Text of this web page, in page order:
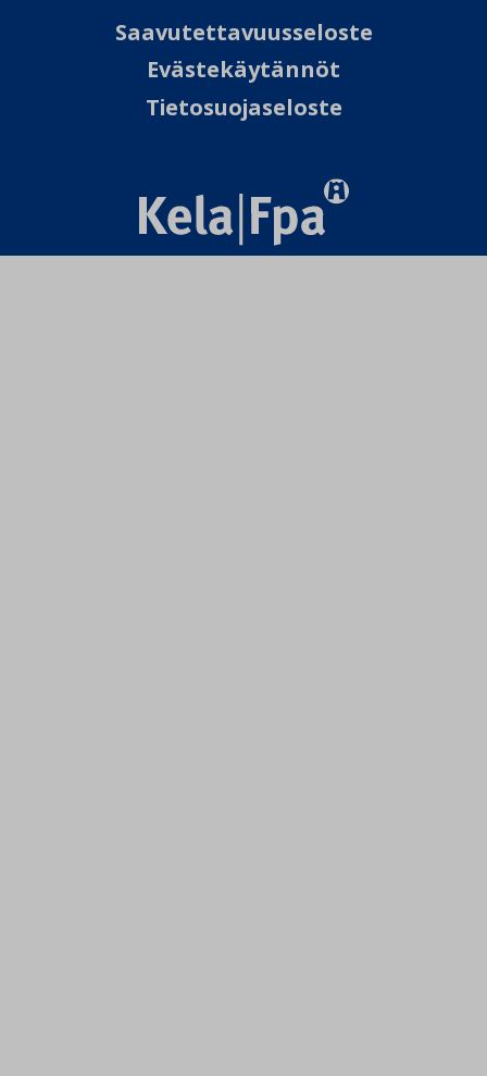
Saavutettavuusseloste
Evästekäytännöt
Tietosuojaseloste